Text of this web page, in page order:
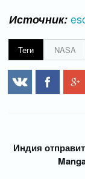
Источник:
Теги NASA
Индия